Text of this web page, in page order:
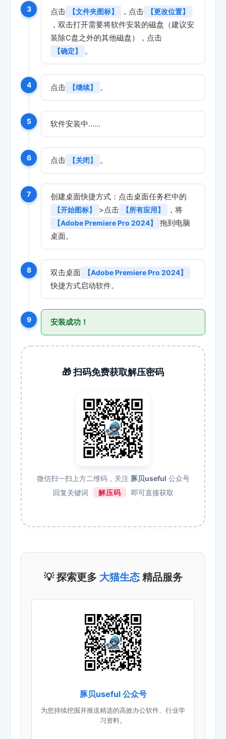
3 点击 【文件夹图标】 ，点击 【更改位置】
，双击打开需要将软件安装的磁盘（建议安
装除C盘之外的其他磁盘），点击
【确定】 。
4 点击 【继续】 。
5 软件安装中……
6 点击 【关闭】 。
7 创建桌面快捷方式：点击桌面任务栏中的
【开始图标】 >点击 【所有应用】 ，将
【Adobe Premiere Pro 2024】
拖到电脑
桌面。
8 双击桌面 【Adobe Premiere Pro 2024】
快捷方式启动软件。
9 安装成功！
🎁 扫码免费获取解压密码
微信扫一扫上方二维码，关注 豚贝useful 公众号
回复关键词
解压码 即可直接获取
💡 探索更多 大猫生态精品服务
豚贝useful 公众号
为您持续挖掘并推送精选的高效办公软件、行业学
习资料。